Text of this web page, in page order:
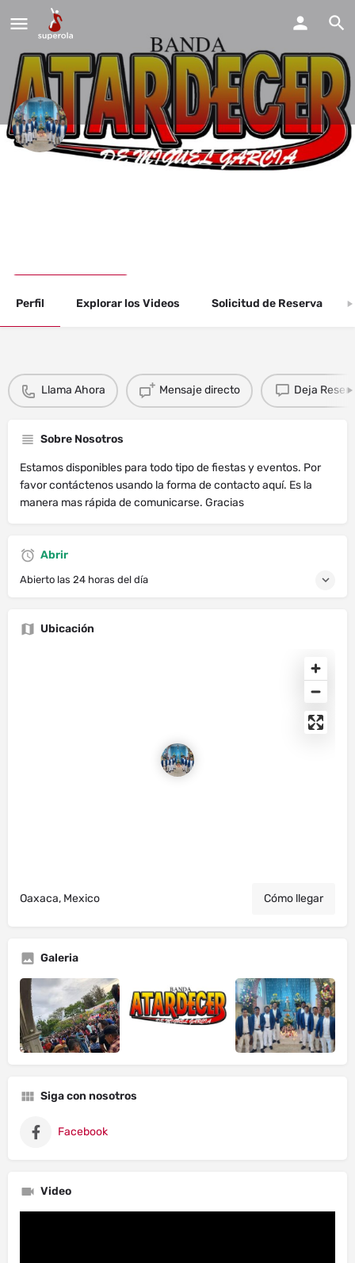
Banda Atardecer de Miguel
Perfil Explorar los Videos Solicitud de Reserva
Llama Ahora Mensaje directo Deja
Sobre Nosotros
Estamos disponibles para todo tipo de fiestas y eventos. Por
favor contáctenos usando la forma de contacto aquí. Es la
manera mas rápida de comunicarse. Gracias
Abrir
Abierto las 24 horas del día
Ubicación
Oaxaca, Mexico Cómo llegar
Galeria
Siga con nosotros
Facebook
Video